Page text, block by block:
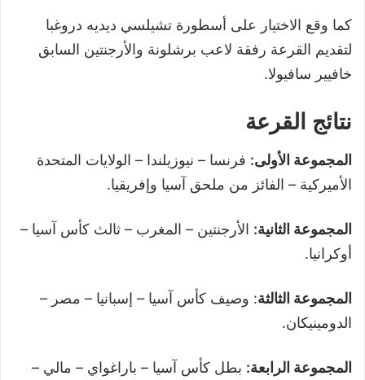
كما وقع الاختيار على أسطورة تشيلسي ديديه دروغبا
لتقديم القرعة رفقة لاعب برشلونة والأرجنتين السابق
خافيير سافيولا.
نتائج القرعة
المجموعة الأولى: فرنسا – نيوزيلندا – الولايات المتحدة
الأميركية – الفائز من ملحق آسيا وإفريقيا.
المجموعة الثانية: الأرجنتين – المغرب – ثالث كأس آسيا –
أوكرانيا.
المجموعة الثالثة: وصيف كأس آسيا – إسبانيا – مصر –
الدومينيكان.
المجموعة الرابعة: بطل كأس آسيا – باراغواي – مالي –